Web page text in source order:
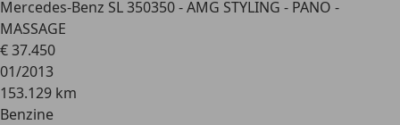
Mercedes-Benz SL 350350 - AMG STYLING - PANO -
MASSAGE
€ 37.450
01/2013
153.129 km
Benzine